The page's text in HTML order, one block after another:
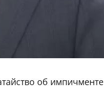
об импичменте